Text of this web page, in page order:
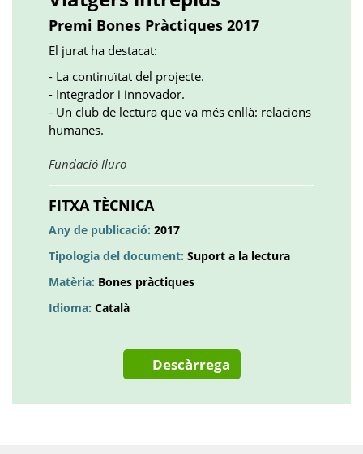
Premi Bones Pràctiques 2017
El jurat ha destacat:
- La continuïtat del projecte.
- Integrador i innovador.
- Un club de lectura que va més enllà: relacions
humanes.
Fundació IluroObre
una
pestanya
nova
FITXA TÈCNICA
Any de publicació: 2017
Tipologia del document: Suport a la lectura
Matèria: Bones pràctiques
Idioma: Català
Descàrrega